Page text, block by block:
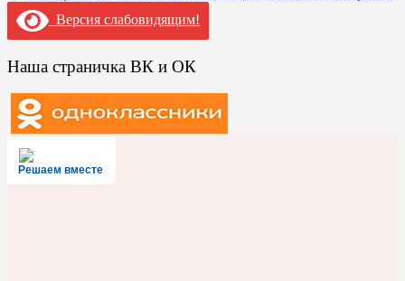
Версия слабовидящим!
Наша страничка ВК и ОК
Решаем вместе